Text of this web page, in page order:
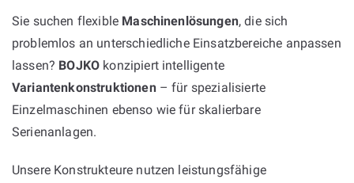
Sie suchen flexible Maschinenlösungen, die sich
problemlos an unterschiedliche Einsatzbereiche anpassen
lassen? BOJKO konzipiert intelligente
Variantenkonstruktionen– für spezialisierte
Einzelmaschinen ebenso wie für skalierbare
Serienanlagen.
Unsere Konstrukteure nutzen leistungsfähige